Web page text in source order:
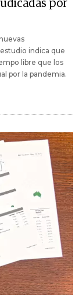
por
indica que
libre que los
por la pandemia.